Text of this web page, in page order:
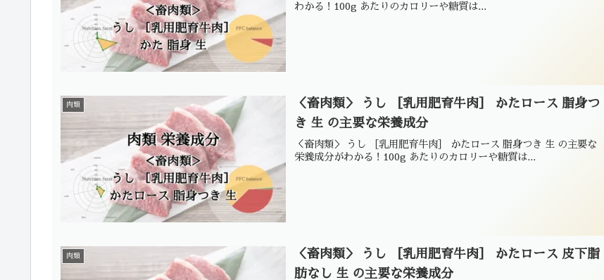
わかる！100g あたりのカロリーや糖質は...
肉類
＜畜肉類＞ うし ［乳用肥育牛肉］ かたロース 脂身つ
き 生 の主要な栄養成分
＜畜肉類＞ うし ［乳用肥育牛肉］ かたロース 脂身つき 生 の主要な
栄養成分がわかる！100g あたりのカロリーや糖質は...
肉類
＜畜肉類＞ うし ［乳用肥育牛肉］ かたロース 皮下脂
肪なし 生 の主要な栄養成分